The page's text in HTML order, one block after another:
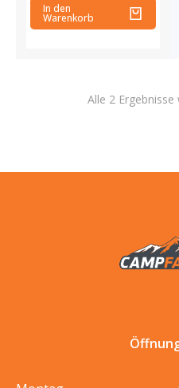
In den
Warenkorb
Alle 2